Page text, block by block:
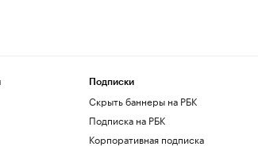
Подписки
Скрыть баннеры на РБК
Подписка на РБК
Корпоративная подписка